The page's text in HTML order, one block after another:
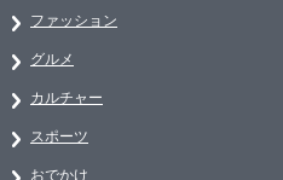
ファッション
グルメ
カルチャー
スポーツ
おでかけ